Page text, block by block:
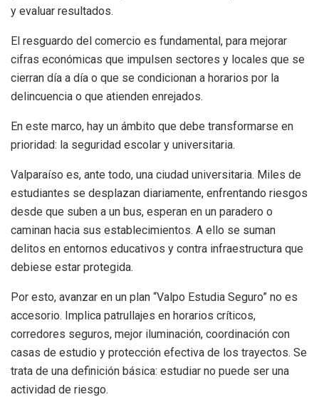
y evaluar resultados.
El resguardo del comercio es fundamental, para mejorar
cifras económicas que impulsen sectores y locales que se
cierran día a día o que se condicionan a horarios por la
delincuencia o que atienden enrejados.
En este marco, hay un ámbito que debe transformarse en
prioridad: la seguridad escolar y universitaria.
Valparaíso es, ante todo, una ciudad universitaria. Miles de
estudiantes se desplazan diariamente, enfrentando riesgos
desde que suben a un bus, esperan en un paradero o
caminan hacia sus establecimientos. A ello se suman
delitos en entornos educativos y contra infraestructura que
debiese estar protegida.
Por esto, avanzar en un plan “Valpo Estudia Seguro” no es
accesorio. Implica patrullajes en horarios críticos,
corredores seguros, mejor iluminación, coordinación con
casas de estudio y protección efectiva de los trayectos. Se
trata de una definición básica: estudiar no puede ser una
actividad de riesgo.